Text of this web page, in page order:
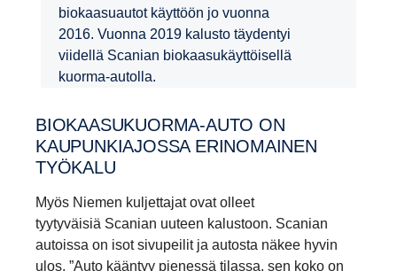
biokaasuautot käyttöön jo vuonna
2016. Vuonna 2019 kalusto täydentyi
viidellä Scanian biokaasukäyttöisellä
kuorma-autolla.
BIOKAASUKUORMA-​AUTO ON
KAUPUN­KIA­JOSSA ERINOMAINEN
TYÖKALU
Myös Niemen kuljettajat ovat olleet
tyytyväisiä Scanian uuteen kalustoon. Scanian
autoissa on isot sivupeilit ja autosta näkee hyvin
ulos. ”Auto kääntyy pienessä tilassa, sen koko on